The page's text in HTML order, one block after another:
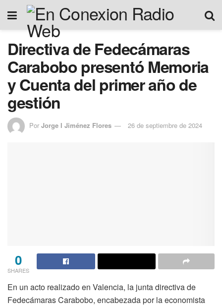
Directiva de Fedecámaras
Carabobo presentó Memoria
y Cuenta del primer año de
gestión
Por Jorge I Jiménez Flores 26 de septiembre de 2024
0
SHARES
En un acto realizado en Valencia, la junta directiva de
Fedecámaras Carabobo, encabezada por la economista